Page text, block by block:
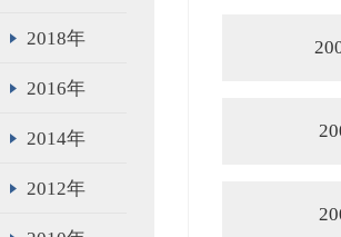
2018年
2016年
2014年
2012年